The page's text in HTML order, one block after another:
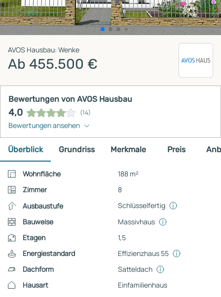
AVOS Hausbau: Wenke
Ab 455.500 €
Bewertungen von AVOS Hausbau
4,0 (14)
Bewertungen ansehen
Überblick Grundriss Merkmale Preis
Wohnfläche
188 m²
Zimmer
8
Ausbaustufe
Schlüsselfertig
Bauweise
Massivhaus
Etagen
1,5
Energiestandard
Effizienzhaus 55
Dachform
Satteldach
Hausart
Einfamilienhaus